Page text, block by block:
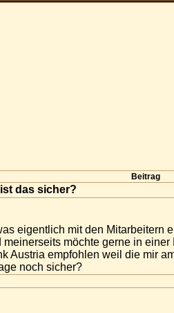
Beitrag
das sicher?
eigentlich mit den Mitarbeitern
möchte gerne in
Austria empfohlen weil die mir
noch sicher?